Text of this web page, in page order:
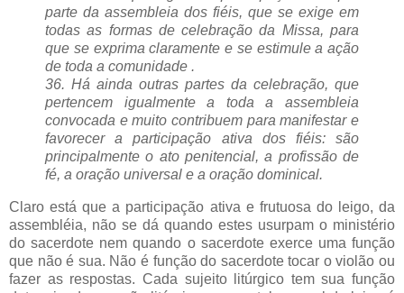
parte da assembleia dos fiéis, que se exige em
todas as formas de celebração da Missa, para
que se exprima claramente e se estimule a ação
de toda a comunidade .
36. Há ainda outras partes da celebração, que
pertencem igualmente a toda a assembleia
convocada e muito contribuem para manifestar e
favorecer a participação ativa dos fiéis: são
principalmente o ato penitencial, a profissão de
fé, a oração universal e a oração dominical.
Claro está que a participação ativa e frutuosa do leigo, da
assembléia, não se dá quando estes usurpam o ministério
do sacerdote nem quando o sacerdote exerce uma função
que não é sua. Não é função do sacerdote tocar o violão ou
fazer as respostas. Cada sujeito litúrgico tem sua função